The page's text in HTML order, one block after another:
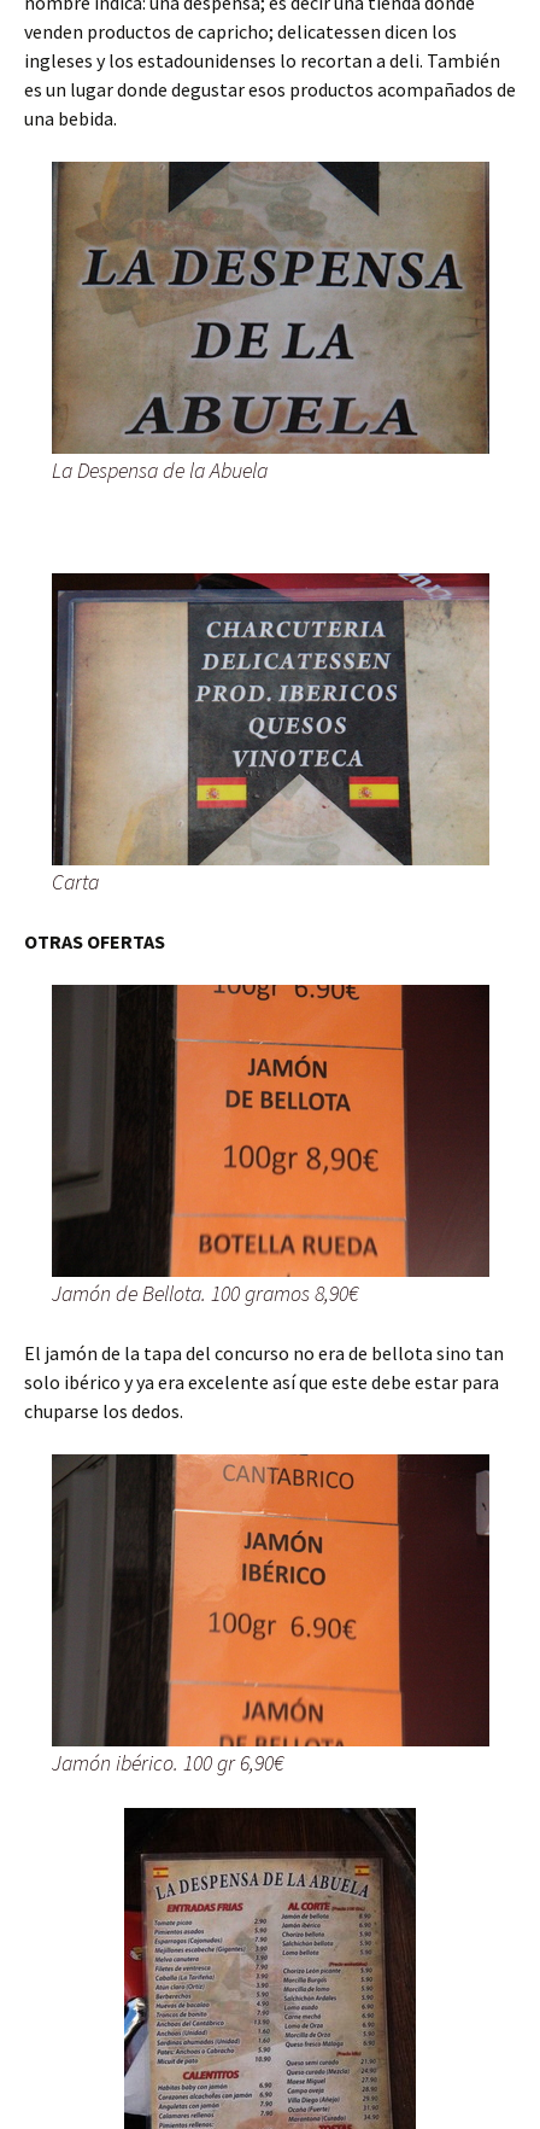
venden productos de capricho; delicatessen dicen los
ingleses y los estadounidenses lo recortan a deli. También
es un lugar donde degustar esos productos acompañados de
una bebida.
La Despensa de la Abuela
Carta
OTRAS OFERTAS
Jamón de Bellota. 100 gramos 8,90€
El jamón de la tapa del concurso no era de bellota sino tan
solo ibérico y ya era excelente así que este debe estar para
chuparse los dedos.
Jamón ibérico. 100 gr 6,90€